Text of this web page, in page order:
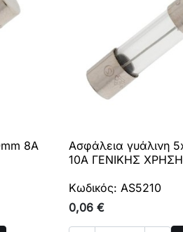
8A
 Γρήγορη
Ασφάλεια γυάλινη
10A ΓΕΝΙΚΗΣ
Κωδικός: AS5210
0,06 €